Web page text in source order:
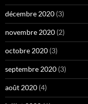
décembre 2020 (3)
novembre 2020 (2)
octobre 2020 (3)
septembre 2020 (3)
août 2020 (4)